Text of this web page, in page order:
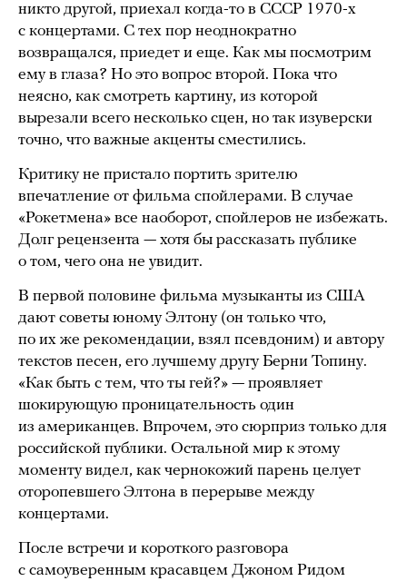
никто другой, приехал когда-то в СССР 1970-х
с концертами. С тех пор неоднократно
возвращался, приедет и еще. Как мы посмотрим
ему в глаза? Но это вопрос второй. Пока что
неясно, как смотреть картину, из которой
вырезали всего несколько сцен, но так изуверски
точно, что важные акценты сместились.
Критику не пристало портить зрителю
впечатление от фильма спойлерами. В случае
«Рокетмена» все наоборот, спойлеров не избежать.
Долг рецензента — хотя бы рассказать публике
о том, чего она не увидит.
В первой половине фильма музыканты из США
дают советы юному Элтону (он только что,
по их же рекомендации, взял псевдоним) и автору
текстов песен, его лучшему другу Берни Топину.
«Как быть с тем, что ты гей?» — проявляет
шокирующую проницательность один
из американцев. Впрочем, это сюрприз только для
российской публики. Остальной мир к этому
моменту видел, как чернокожий парень целует
оторопевшего Элтона в перерыве между
концертами.
После встречи и короткого разговора
с самоуверенным красавцем Джоном Ридом